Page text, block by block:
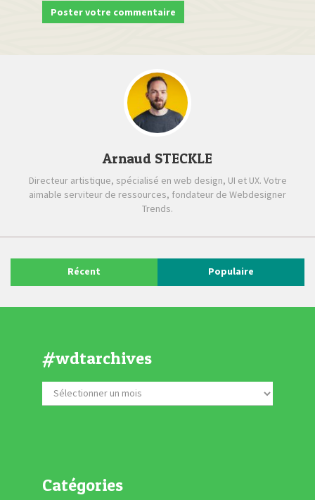
Arnaud STECKLE
Directeur artistique, spécialisé en web design, UI et UX. Votre
aimable serviteur de ressources, fondateur de Webdesigner
Trends.
Récent Populaire
#wdtarchives
Catégories